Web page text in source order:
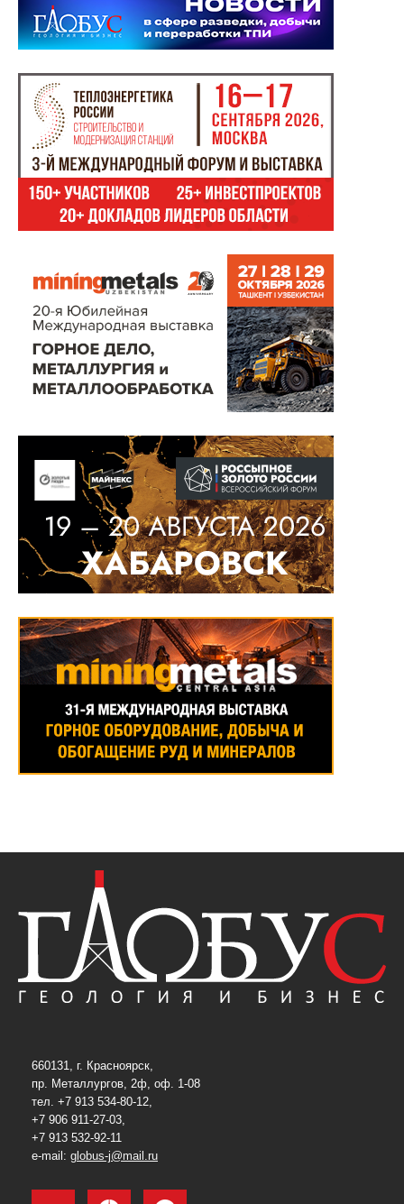
660131, г. Красноярск,
пр. Металлургов, 2ф, оф. 1-08
тел. +7 913 534-80-12,
+7 906 911-27-03,
+7 913 532-92-11
e-mail: globus-j@mail.ru